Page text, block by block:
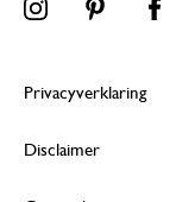
Privacyverklaring
Disclaimer